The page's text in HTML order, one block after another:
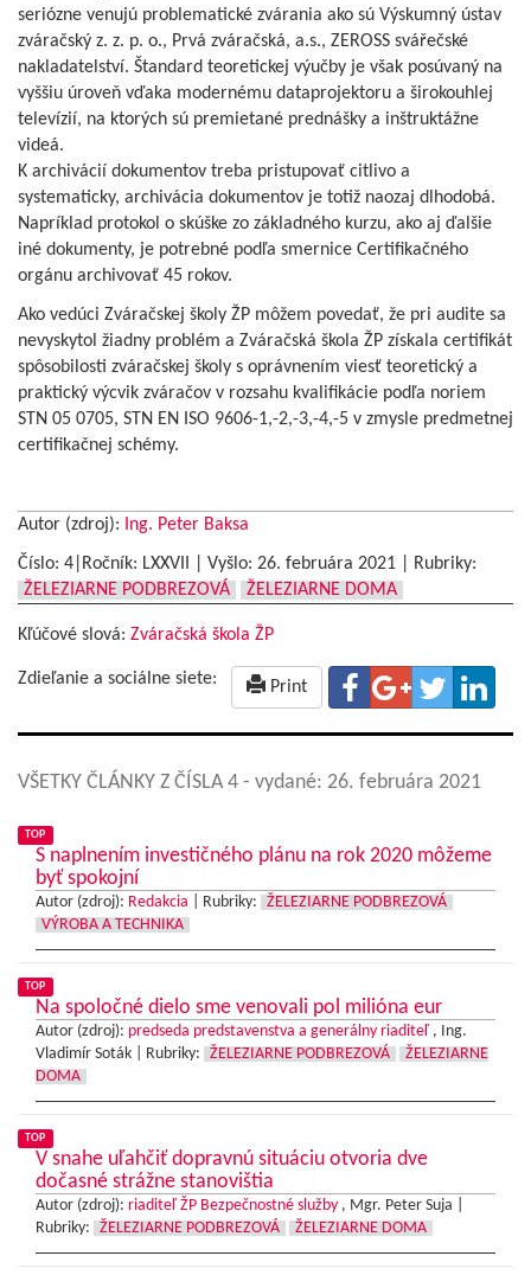
seriózne venujú problematické zvárania ako sú Výskumný ústav
zváračský z. z. p. o., Prvá zváračská, a.s., ZEROSS svářečské
nakladatelství. Štandard teoretickej výučby je však posúvaný na
vyššiu úroveň vďaka modernému dataprojektoru a širokouhlej
televízií, na ktorých sú premietané prednášky a inštruktážne
videá.
K archivácií dokumentov treba pristupovať citlivo a
systematicky, archivácia dokumentov je totiž naozaj dlhodobá.
Napríklad protokol o skúške zo základného kurzu, ako aj ďalšie
iné dokumenty, je potrebné podľa smernice Certifikačného
orgánu archivovať 45 rokov.
Ako vedúci Zváračskej školy ŽP môžem povedať, že pri audite sa
nevyskytol žiadny problém a Zváračská škola ŽP získala certifikát
spôsobilosti zváračskej školy s oprávnením viesť teoretický a
praktický výcvik zváračov v rozsahu kvalifikácie podľa noriem
STN 05 0705, STN EN ISO 9606-1,-2,-3,-4,-5 v zmysle predmetnej
certifikačnej schémy.
Autor (zdroj): Ing. Peter Baksa
Číslo: 4|Ročník: LXXVII | Vyšlo: 26. februára 2021
Rubriky:
ŽELEZIARNE PODBREZOVÁ
ŽELEZIARNE DOMA
Kľúčové slová: Zváračská škola ŽP
Zdieľanie a sociálne siete: Print
VŠETKY ČLÁNKY Z ČÍSLA 4 - vydané: 26. februára 2021
TOP
S naplnením investičného plánu na rok 2020 môžeme
byť spokojní
Autor (zdroj): Redakcia Rubriky:
ŽELEZIARNE PODBREZOVÁ
VÝROBA A TECHNIKA
TOP
Na spoločné dielo sme venovali pol milióna eur
Autor (zdroj): predseda predstavenstva a generálny riaditeľ , Ing.
Vladimír Soták |
Rubriky: ŽELEZIARNE PODBREZOVÁ
ŽELEZIARNE
DOMA
TOP
V snahe uľahčiť dopravnú situáciu otvoria dve
dočasné strážne stanovištia
Autor (zdroj): riaditeľ ŽP Bezpečnostné služby , Mgr. Peter Suja |
Rubriky:
ŽELEZIARNE PODBREZOVÁ ŽELEZIARNE DOMA